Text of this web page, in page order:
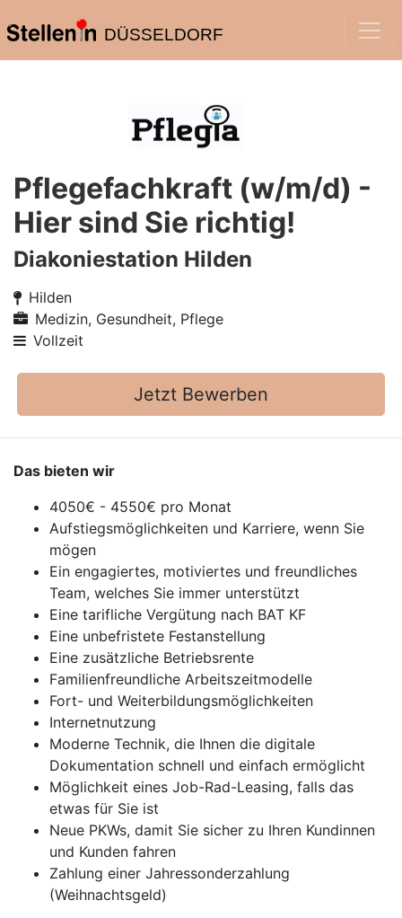
DÜSSELDORF
Pflegefachkraft (w/m/d) -
Hier sind Sie richtig!
Diakoniestation Hilden
Hilden
Medizin, Gesundheit, Pflege
Vollzeit
Jetzt Bewerben
Das bieten wir
4050€ - 4550€ pro Monat
Aufstiegsmöglichkeiten und Karriere, wenn Sie
mögen
Ein engagiertes, motiviertes und freundliches
Team, welches Sie immer unterstützt
Eine tarifliche Vergütung nach BAT KF
Eine unbefristete Festanstellung
Eine zusätzliche Betriebsrente
Familienfreundliche Arbeitszeitmodelle
Fort- und Weiterbildungsmöglichkeiten
Internetnutzung
Moderne Technik, die Ihnen die digitale
Dokumentation schnell und einfach ermöglicht
Möglichkeit eines Job-Rad-Leasing, falls das
etwas für Sie ist
Neue PKWs, damit Sie sicher zu Ihren Kundinnen
und Kunden fahren
Zahlung einer Jahressonderzahlung
(Weihnachtsgeld)